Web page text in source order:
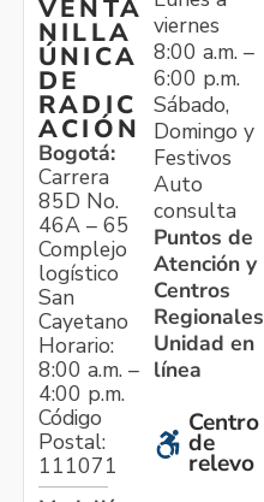
VENTA
NILLA
ÚNICA
DE
RADIC
ACIÓN
Bogotá:
Carrera
85D No.
46A – 65
Complejo
logístico
San
Cayetano
Horario:
8:00 a.m. –
4:00 p.m.
Código
Postal:
111071
viernes
8:00 a.m. –
6:00 p.m.
Sábado,
Domingo y
Festivos
Auto
consulta
Puntos de
Atención y
Centros
Regionales
Unidad en
línea
Centro
de
relevo